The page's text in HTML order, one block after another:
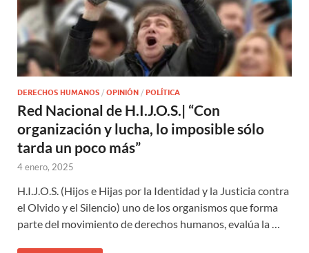
DERECHOS HUMANOS / OPINIÓN / POLÍTICA
Red Nacional de H.I.J.O.S.| “Con
organización y lucha, lo imposible sólo
tarda un poco más”
4 enero, 2025
H.I.J.O.S. (Hijos e Hijas por la Identidad y la Justicia contra
el Olvido y el Silencio) uno de los organismos que forma
parte del movimiento de derechos humanos, evalúa la …